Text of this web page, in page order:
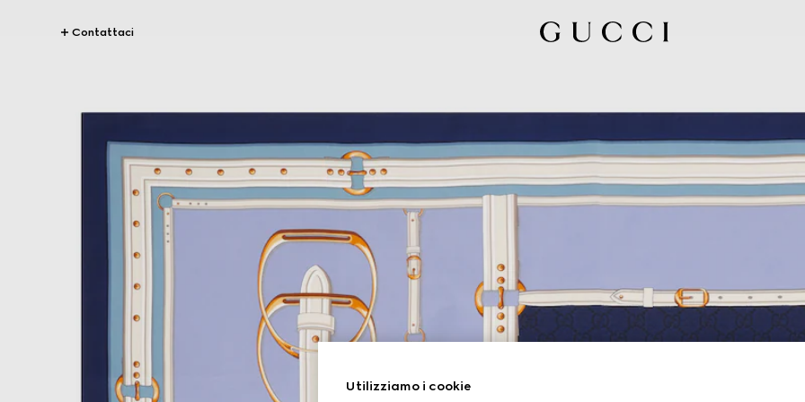
Contattaci
Utilizziamo i cookie